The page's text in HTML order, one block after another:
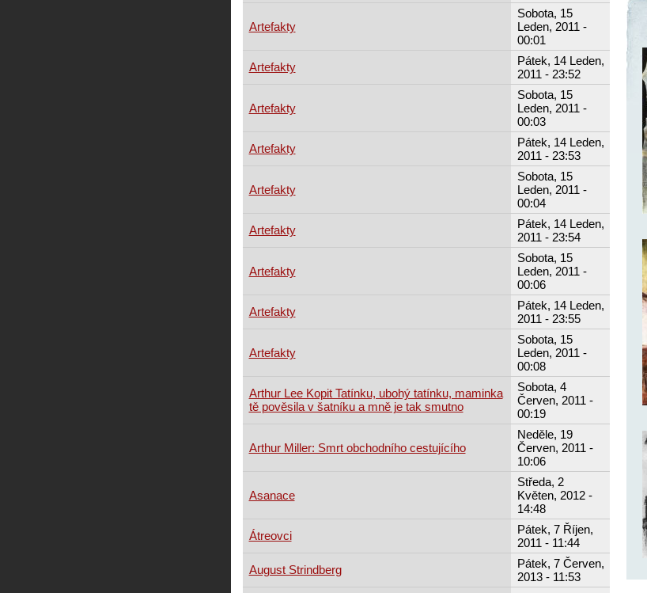
Artefakty
Sobota, 15
Leden, 2011 -
00:01
Artefakty
Pátek, 14 Leden,
2011 - 23:52
Artefakty
Sobota, 15
Leden, 2011 -
00:03
Artefakty
Pátek, 14 Leden,
2011 - 23:53
Artefakty
Sobota, 15
Leden, 2011 -
00:04
Artefakty
Pátek, 14 Leden,
2011 - 23:54
Artefakty
Sobota, 15
Leden, 2011 -
00:06
Artefakty
Pátek, 14 Leden,
2011 - 23:55
Artefakty
Sobota, 15
Leden, 2011 -
00:08
Arthur Lee Kopit Tatínku, ubohý tatínku, maminka
tě pověsila v šatníku a mně je tak smutno
Sobota, 4
Červen, 2011 -
00:19
Arthur Miller: Smrt obchodního cestujícího
Neděle, 19
Červen, 2011 -
10:06
Asanace
Středa, 2
Květen, 2012 -
14:48
Átreovci
Pátek, 7 Říjen,
2011 - 11:44
August Strindberg
Pátek, 7 Červen,
2013 - 11:53